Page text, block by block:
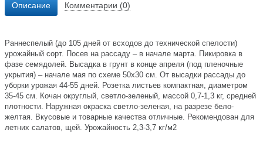
Описание Комментарии (0)
Раннеспелый (до 105 дней от всходов до технической спелости)
урожайный сорт. Посев на рассаду – в начале марта. Пикировка в
фазе семядолей. Высадка в грунт в конце апреля (под пленочные
укрытия) – начале мая по схеме 50х30 см. От высадки рассады до
уборки урожая 44-55 дней. Розетка листьев компактная, диаметром
35-45 см. Кочан округлый, светло-зеленый, массой 0,7-1,3 кг, средней
плотности. Наружная окраска светло-зеленая, на разрезе бело-
желтая. Вкусовые и товарные качества отличные. Рекомендован для
летних салатов, щей. Урожайность 2,3-3,7 кг/м2